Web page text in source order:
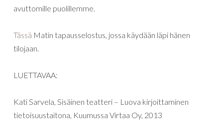
avuttomille puolillemme.
Tässä Matin tapausselostus, jossa käydään läpi hänen
tilojaan.
LUETTAVAA:
Kati Sarvela, Sisäinen teatteri – Luova kirjoittaminen
tietoisuustaitona, Kuumussa Virtaa Oy, 2013